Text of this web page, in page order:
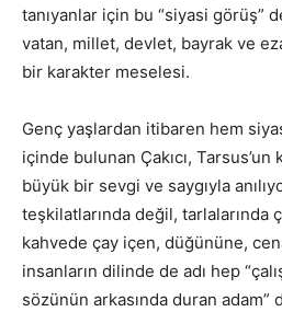
tanıyanlar için bu “siyasi görüş”
vatan, millet, devlet, bayrak ve
bir karakter meselesi.
Genç yaşlardan itibaren hem
içinde bulunan Çakıcı,
büyük bir sevgi ve saygıyla
teşkilatlarında değil, tarlalarında
kahvede çay içen, düğününe,
insanların dilinde de adı hep
sözünün arkasında duran adam”